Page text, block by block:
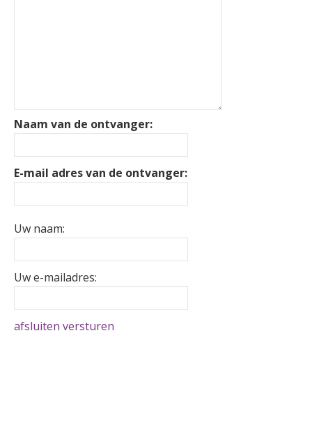
Naam van de ontvanger:
E-mail adres van de ontvanger:
Uw naam:
Uw e-mailadres:
afsluiten versturen